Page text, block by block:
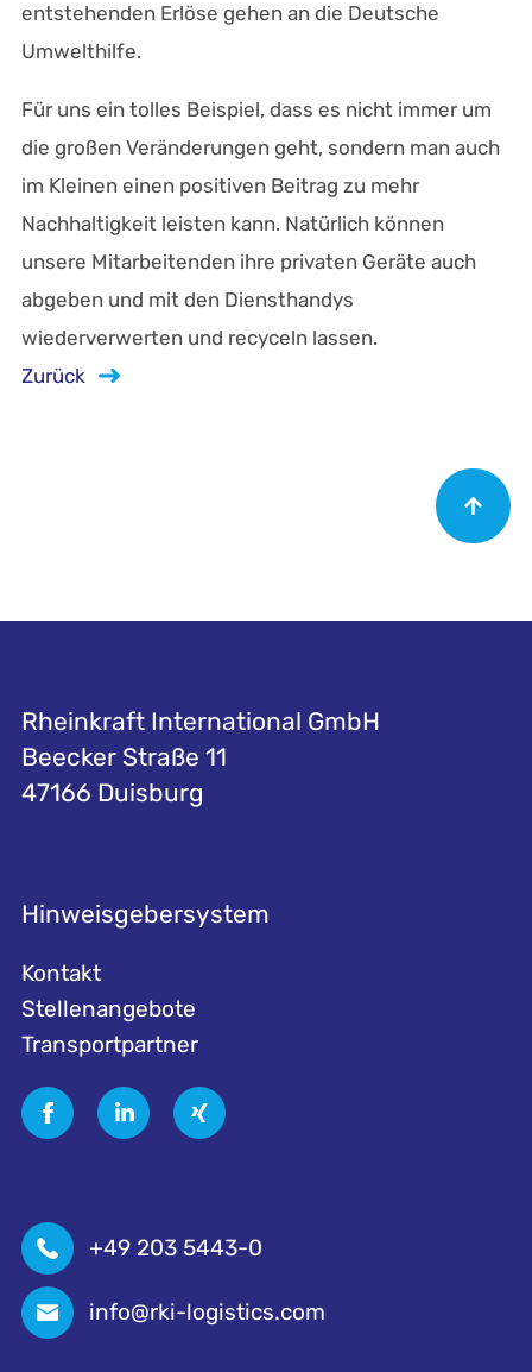
entstehenden Erlöse gehen an die Deutsche
Umwelthilfe.
Für uns ein tolles Beispiel, dass es nicht immer um
die großen Veränderungen geht, sondern man auch
im Kleinen einen positiven Beitrag zu mehr
Nachhaltigkeit leisten kann. Natürlich können
unsere Mitarbeitenden ihre privaten Geräte auch
abgeben und mit den Diensthandys
wiederverwerten und recyceln lassen.
Zurück
Rheinkraft International GmbH
Beecker Straße 11
47166 Duisburg
Hinweisgebersystem
Kontakt
Stellenangebote
Transportpartner
+49 203 5443-0
info@rki-logistics.com